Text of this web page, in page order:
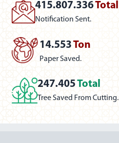
415.807.336Total
Notification Sent.
14.553Ton
Paper Saved.
247.405Total
Tree Saved From Cutting.